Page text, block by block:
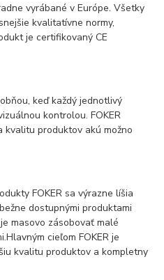
vyrábané v Európe. Všetky
kvalitatívne normy,
je certifikovaný CE
keď každý jednotlivý
kontrolou. FOKER
kvalitu produktov akú možno
FOKER sa výrazne líšia
dostupnými produktami
masovo zásobovať malé
cieľom FOKER je
kvalitu produktov a kompletny